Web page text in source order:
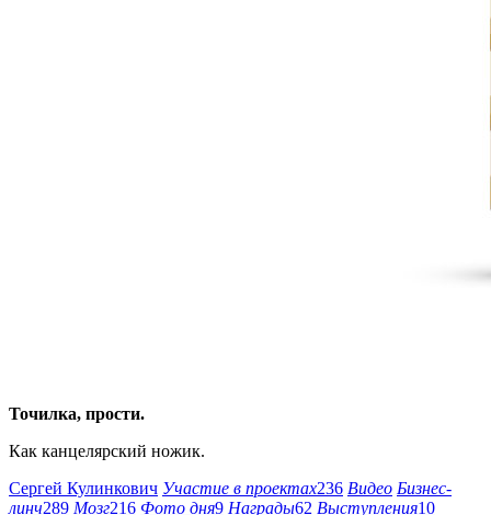
Точилка, прости.
Как канцелярский ножик.
Сергей Кулинкович Участие в проектах236 Видео Бизнес-
линч289 Мозг216 Фото дня9 Награды62 Выступления10